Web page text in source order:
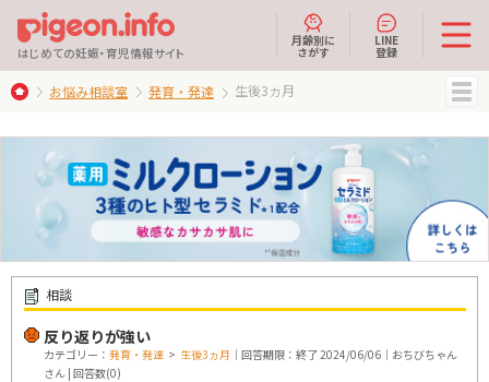
はじめての妊娠・育児情報サイト
月齢別に
さがす
LINE
登録
お悩み相談室 発育・発達 生後3ヵ月
相談
反り返りが強い
カテゴリー： 発育・発達 > 生後3ヵ月 ｜回答期限：終了 2024/06/06｜おちびちゃん
さん | 回答数(0)